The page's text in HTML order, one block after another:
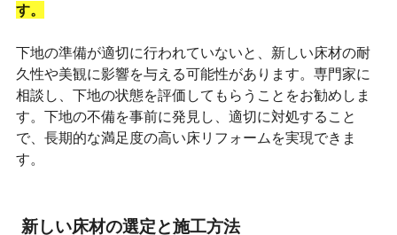
す。
下地の準備が適切に行われていないと、新しい床材の耐
久性や美観に影響を与える可能性があります。専門家に
相談し、下地の状態を評価してもらうことをお勧めしま
す。下地の不備を事前に発見し、適切に対処すること
で、長期的な満足度の高い床リフォームを実現できま
す。
新しい床材の選定と施工方法